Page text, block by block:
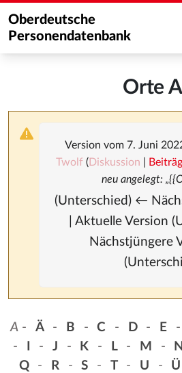
Oberdeutsche
Personendatenbank
Orte A
Version vom 7. Juni
Twolf (Diskussion
neu angelegt:
(Unterschied) ←
| Aktuelle Version
Nächstjüngere
A- Ä - B - C - D - E -
-
- J - K - L - M - N
Q
- R - S - T - U - Ü